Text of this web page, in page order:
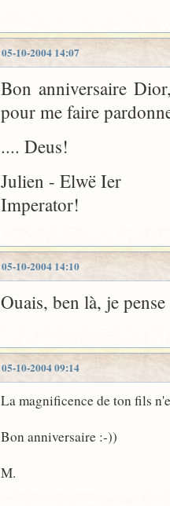
05-10-2004 14:07
Bon anniversaire
pour me faire
.... Deus!
Julien - Elwë Ier
Imperator!
05-10-2004 14:10
Ouais, ben là, je
05-10-2004 09:14
La magnificence de ton fils
Bon anniversaire :-))
M.